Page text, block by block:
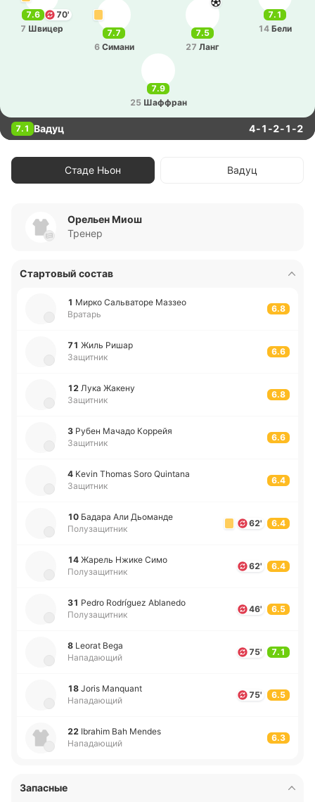
7.9
25 Ша­ффран
7.5
27 Ланг
7.6
70'
7 Швицер
7.7
6 Симани
7.1
14 Бели
7.1 Вадуц 4-1-2-1-2
Стаде Ньон Вадуц
Орельен Миош
Тренер
Стартовый состав
1 Мирко Са­льва­то­ре Маззео
Вратарь
6.8
71 Жиль Ришар
Защитник
6.6
12 Лука Жакену
Защитник
6.8
3 Рубен Мачадо Ко­ррейя
Защитник
6.6
4 Kevin Thomas Soro Quintana
Защитник
6.4
10 Бадара Али Дьо­ма­нде
Полузащитник
62' 6.4
14 Жарель Нжике Симо
Полузащитник
62' 6.4
31 Pedro Rodríguez Ablanedo
Полузащитник
46' 6.5
8 Leorat Bega
Нападающий
75' 7.1
18 Joris Manquant
Нападающий
75' 6.5
22 Ibrahim Bah Mendes
Нападающий
6.3
Запасные